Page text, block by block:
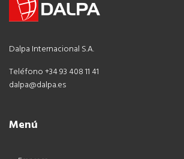
Dalpa Internacional S.A.
Teléfono +34 93 408 11 41
dalpa@dalpa.es
Menú